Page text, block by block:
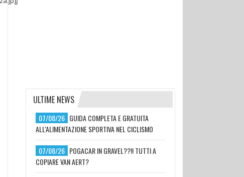
ULTIME NEWS
07/08/26 GUIDA COMPLETA E GRATUITA
ALL'ALIMENTAZIONE SPORTIVA NEL CICLISMO
07/08/26 POGACAR IN GRAVEL??!! TUTTI A
COPIARE VAN AERT?